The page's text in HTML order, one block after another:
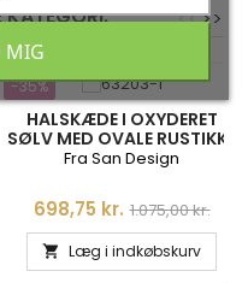
KATEGORI: >>
<<
-35%
HALSKÆDE I OXYDERET
SØLV MED OVALE RUSTIKKE
LED - 45 CM
Fra San Design
Pris
698,75 kr. Normalpris
1.075,00 kr.
 Læg i indkøbskurv
MIG